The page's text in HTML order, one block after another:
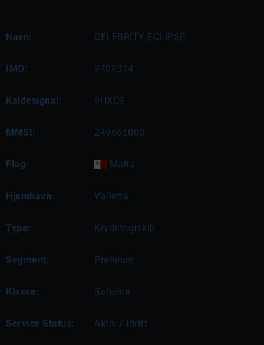
Navn: CELEBRITY ECLIPSE
IMO: 9404314
Kaldesignal: 9HXC9
MMSI: 249666000
Flag: Malta
Hjemhavn: Valletta
Type: Krydstogtskib
Segment: Premium
Klasse: Solstice
Service Status: Aktiv / Idrift